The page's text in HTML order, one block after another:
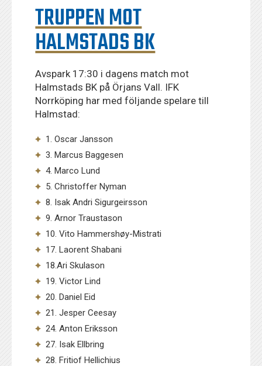
TRUPPEN MOT
HALMSTADS BK
Avspark 17:30 i dagens match mot
Halmstads BK på Örjans Vall. IFK
Norrköping har med följande spelare till
Halmstad:
1. Oscar Jansson
3. Marcus Baggesen
4. Marco Lund
5. Christoffer Nyman
8. Isak Andri Sigurgeirsson
9. Arnor Traustason
10. Vito Hammershøy-Mistrati
17. Laorent Shabani
18.Ari Skulason
19. Victor Lind
20. Daniel Eid
21. Jesper Ceesay
24. Anton Eriksson
27. Isak Ellbring
28. Fritiof Hellichius